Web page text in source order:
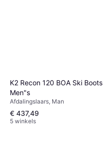
K2 Recon 120 BOA Ski Boots
Men"s
Afdalingslaars, Man
€ 437,49
5 winkels